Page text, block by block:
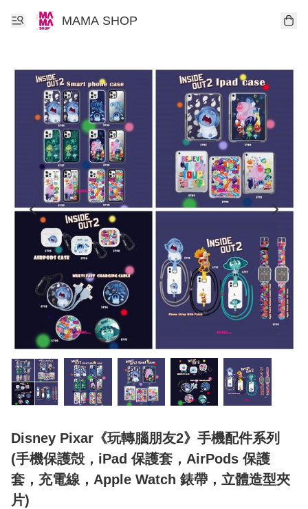
MAMA SHOP
Disney Pixar《玩轉腦朋友2》手機配件系列
(手機保護殻，iPad 保護套，AirPods 保護
套，充電線，Apple Watch 錶帶，立體造型夾
片)